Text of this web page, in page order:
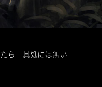
たら 其処には無い